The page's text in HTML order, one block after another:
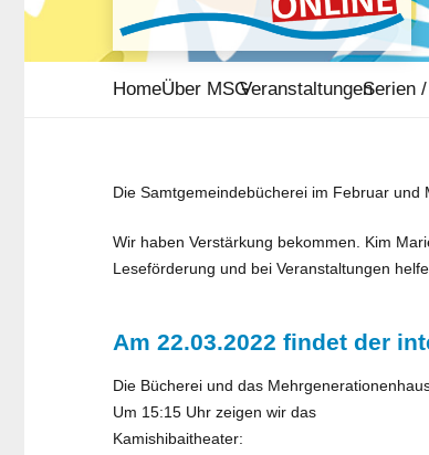
HomeÜber MSGVeranstaltungenSerien
Die Samtgemeindebücherei im Februar und
Wir haben Verstärkung bekommen. Kim
Leseförderung und bei Veranstaltungen
Am 22.03.2022 findet der
Die Bücherei und das
Um 15:15 Uhr zeigen wir das
Kamishibaitheater: